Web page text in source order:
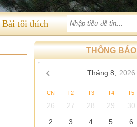
Bài tôi thích
THÔNG BÁO
Tháng 8, 2026
CN T2 T3 T4 T5
26 27 28 29 30
2
3 4 5 6